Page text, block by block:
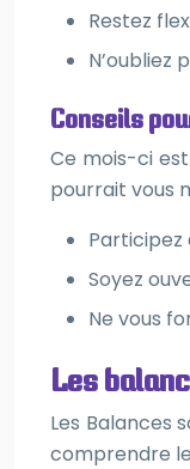
Restez
N’oubliez
Conseils
Ce mois-ci
pourrait vous
Participez
Soyez
Ne vous
Les
Les Balances
comprendre